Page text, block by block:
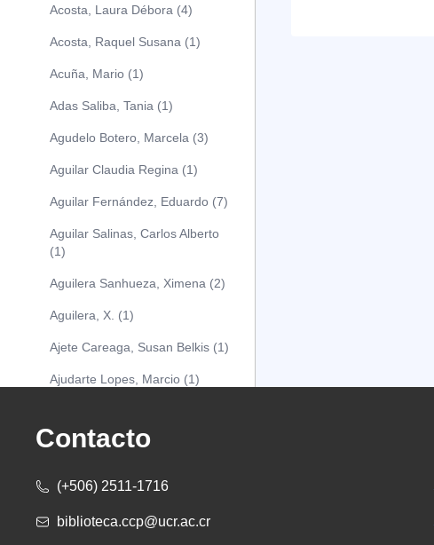
Acosta, Laura Débora (4)
Acosta, Raquel Susana (1)
Acuña, Mario (1)
Adas Saliba, Tania (1)
Agudelo Botero, Marcela (3)
Aguilar Claudia Regina (1)
Aguilar Fernández, Eduardo (7)
Aguilar Salinas, Carlos Alberto
(1)
Aguilera Sanhueza, Ximena (2)
Aguilera, X. (1)
Ajete Careaga, Susan Belkis (1)
Ajudarte Lopes, Marcio (1)
(1)
Albareda Tiana (1)
Alcócer Alfaro, Diana (1)
Contacto
(+506) 2511-1716
biblioteca.ccp@ucr.ac.cr